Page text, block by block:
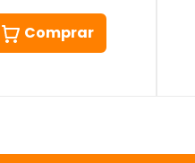
Comprar